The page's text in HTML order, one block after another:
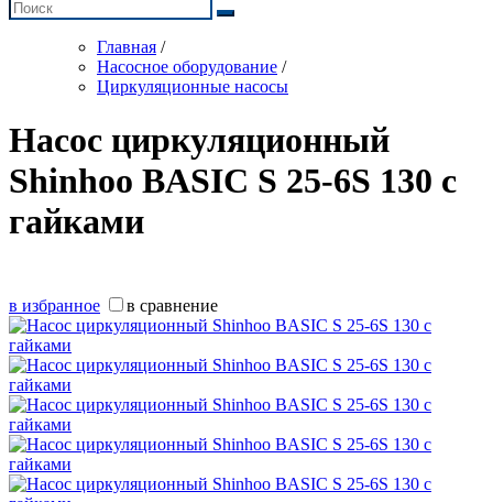
Главная /
Насосное оборудование /
Циркуляционные насосы
Насос циркуляционный
Shinhoo BASIC S 25-6S 130 с
гайками
в избранное в сравнение